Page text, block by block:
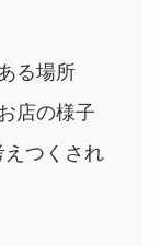
る場所
店の様子
つくされ